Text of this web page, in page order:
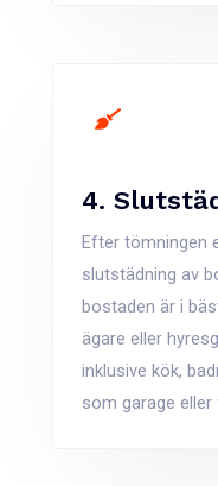
4.
Efter tömningen
slutstädning av
bostaden är i
ägare eller
inklusive kök,
som garage eller